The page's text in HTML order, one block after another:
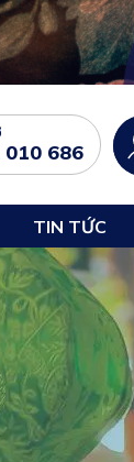
010 686
TIN TỨC